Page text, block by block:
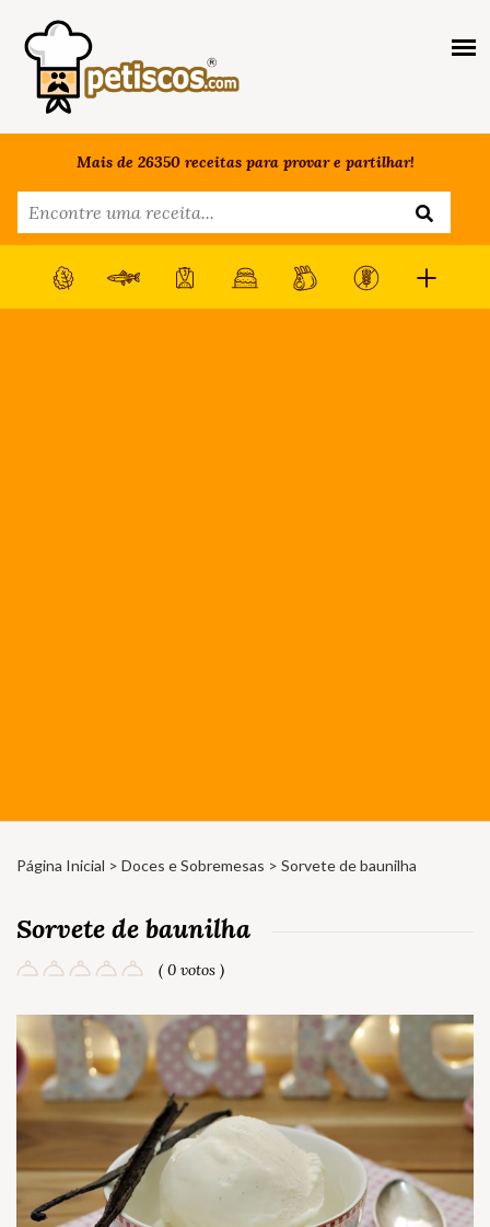
Mais de 26350 receitas para provar e partilhar!
Página Inicial > Doces e Sobremesas > Sorvete de baunilha
Sorvete de baunilha
( 0 votos )